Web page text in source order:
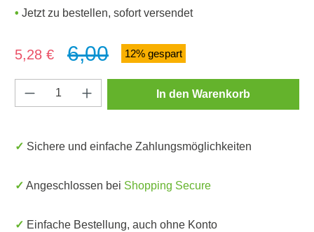
Jetzt zu bestellen, sofort versendet
Verkaufspreis:
5,28 € 6,00 12% gespart
Produkt Anzahl: Gib den gewünschten
In den Warenkorb
✓ Sichere und einfache Zahlungsmöglichkeiten
✓ Angeschlossen bei Shopping Secure
✓ Einfache Bestellung, auch ohne Konto